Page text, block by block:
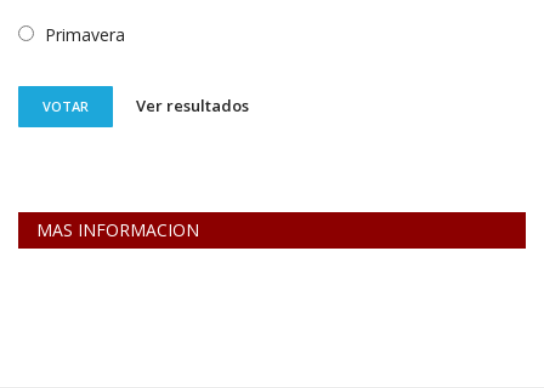
Primavera
VOTAR Ver resultados
MAS INFORMACION